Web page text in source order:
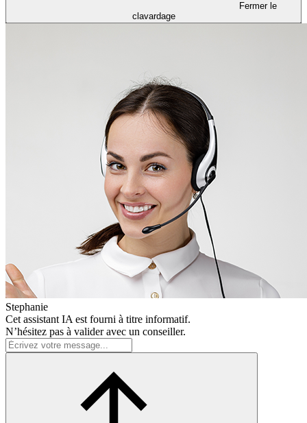
Fermer le
clavardage
Stephanie
Cet assistant IA est fourni à titre informatif.
N’hésitez pas à valider avec un conseiller.